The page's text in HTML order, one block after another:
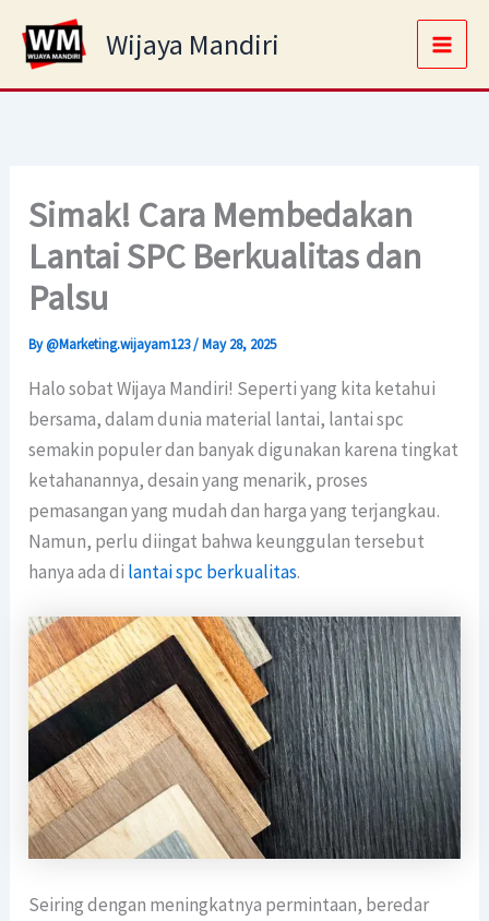
content
Wijaya Mandiri
Main
Simak! Cara Membedakan
Lantai SPC Berkualitas dan
Palsu
By@Marketing.wijayam123/May 28, 2025
Halo sobat Wijaya Mandiri! Seperti yang kita ketahui
bersama, dalam dunia material lantai, lantai spc
semakin populer dan banyak digunakan karena tingkat
ketahanannya, desain yang menarik, proses
pemasangan yang mudah dan harga yang terjangkau.
Namun, perlu diingat bahwa keunggulan tersebut
hanya ada di lantai spc berkualitas.
Seiring dengan meningkatnya permintaan, beredar